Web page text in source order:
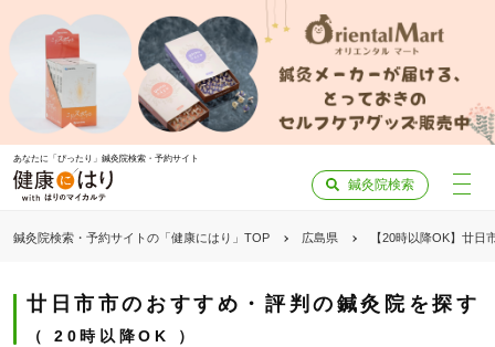
あなたに「ぴったり」鍼灸院検索・予約サイト
鍼灸院検索
鍼灸院検索・予約サイトの「健康にはり」TOP 広島県 【20時以降OK】廿日
廿日市市のおすすめ・評判の鍼灸院を探す
20時以降OK